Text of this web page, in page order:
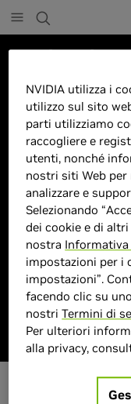
Marketplace
ROG Strix
PC 80 cm
Pixel 4K
> Display :
32
> MPN :
Prodotto
NVIDIA utilizza i
utilizzo sul sito
parti utilizziamo
raccogliere e
utenti, nonché
nostri siti Web
analizzare e
Selezionando
dei cookie e di
nostra
impostazioni per i
impostazioni”.
facendo clic su
nostriTermini di
Per ulteriori
alla privacy,